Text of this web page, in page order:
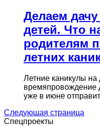
Делаем
детей. Что
родителям
летних
Летние каникулы
времяпровождение
уже в июне
Следующая страница
Спецпроекты